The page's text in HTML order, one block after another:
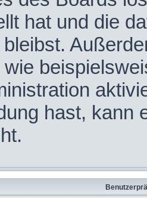
hat und die
hast, kann